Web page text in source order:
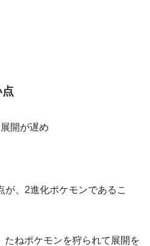
開が遅め
が、2進化ポケモンであるこ
たねポケモンを狩られて展開を